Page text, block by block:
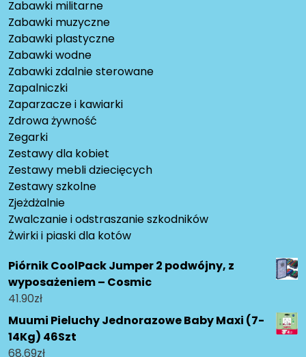
Zabawki militarne
Zabawki muzyczne
Zabawki plastyczne
Zabawki wodne
Zabawki zdalnie sterowane
Zapalniczki
Zaparzacze i kawiarki
Zdrowa żywność
Zegarki
Zestawy dla kobiet
Zestawy mebli dziecięcych
Zestawy szkolne
Zjeżdżalnie
Zwalczanie i odstraszanie szkodników
Żwirki i piaski dla kotów
Piórnik CoolPack Jumper 2 podwójny, z
wyposażeniem – Cosmic
41.90zł
Muumi Pieluchy Jednorazowe Baby Maxi (7-
14Kg) 46Szt
68.69zł